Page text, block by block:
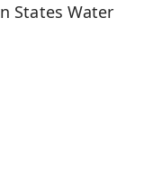
States Water